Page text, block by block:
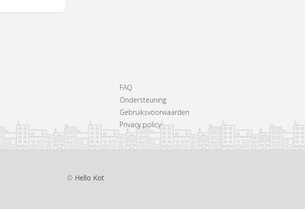
FAQ
Ondersteuning
Gebruiksvoorwaarden
Privacy policy
© Hello Kot